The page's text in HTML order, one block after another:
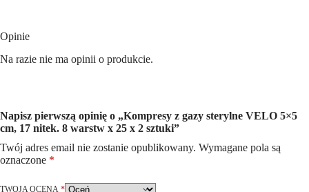
Opinie
Na razie nie ma opinii o produkcie.
Napisz pierwszą opinię o „Kompresy z gazy sterylne VELO 5×5
cm, 17 nitek. 8 warstw x 25 x 2 sztuki”
Twój adres email nie zostanie opublikowany. Wymagane pola są
oznaczone *
TWOJA OCENA *